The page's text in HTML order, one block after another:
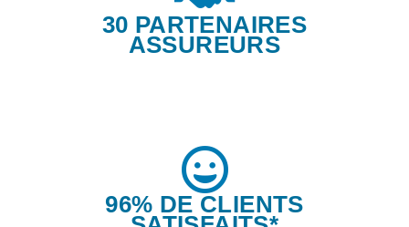
30 PARTENAIRES
ASSUREURS
96% DE CLIENTS